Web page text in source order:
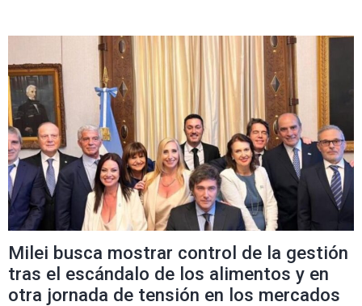
Milei busca mostrar control de la gestión
tras el escándalo de los alimentos y en
otra jornada de tensión en los mercados